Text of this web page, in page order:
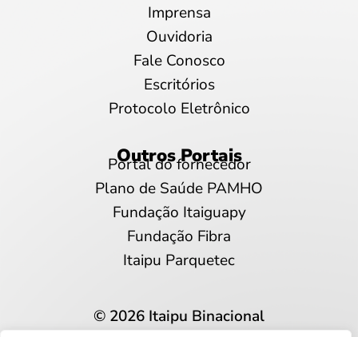
Imprensa
Ouvidoria
Fale Conosco
Escritórios
Protocolo Eletrônico
Outros Portais
Portal do fornecedor
Plano de Saúde PAMHO
Fundação Itaiguapy
Fundação Fibra
Itaipu Parquetec
© 2026 Itaipu Binacional